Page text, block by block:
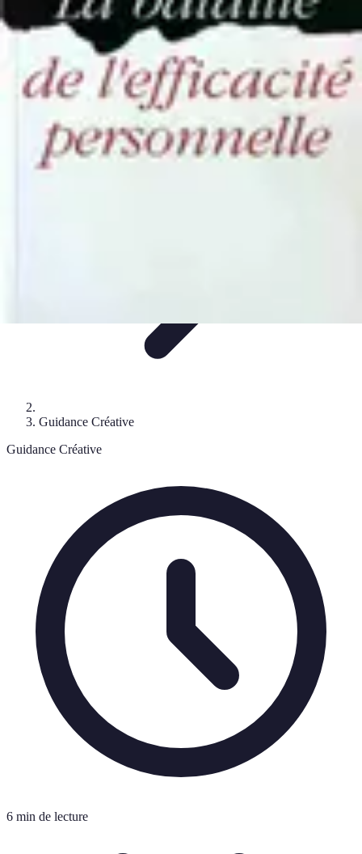
Guidance Créateurs
Guidance et Mentorat
Outils et RessourcesAccompagnement et
Avis d'ExpertsInspiration
Guidance Créateurs
Guidance Créative
Guidance Créative
6 min de lecture